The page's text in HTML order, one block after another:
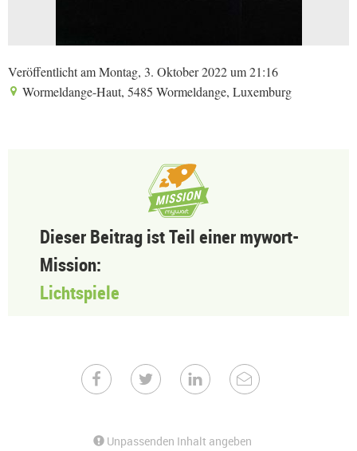
Veröffentlicht am Montag, 3. Oktober 2022 um 21:16
Wormeldange-Haut, 5485 Wormeldange, Luxemburg
Dieser Beitrag ist Teil einer mywort-
Mission:
Lichtspiele
Unpassenden Inhalt angeben